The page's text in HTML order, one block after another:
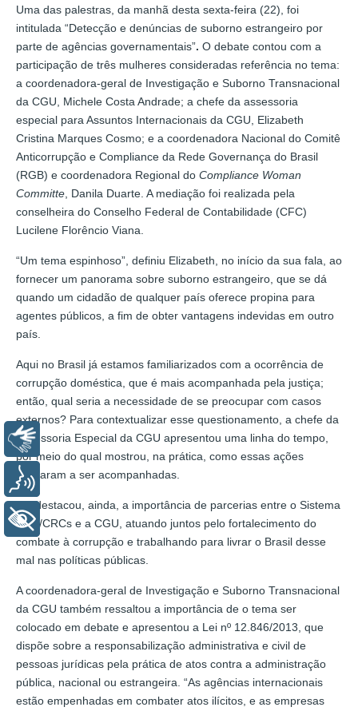
Uma das palestras, da manhã desta sexta-feira (22), foi
intitulada “Detecção e denúncias de suborno estrangeiro por
parte de agências governamentais”. O debate contou com a
participação de três mulheres consideradas referência no tema:
a coordenadora-geral de Investigação e Suborno Transnacional
da CGU, Michele Costa Andrade; a chefe da assessoria
especial para Assuntos Internacionais da CGU, Elizabeth
Cristina Marques Cosmo; e a coordenadora Nacional do Comitê
Anticorrupção e Compliance da Rede Governança do Brasil
(RGB) e coordenadora Regional do Compliance Woman
Committe , Danila Duarte. A mediação foi realizada pela
conselheira do Conselho Federal de Contabilidade (CFC)
Lucilene Florêncio Viana.
“Um tema espinhoso”, definiu Elizabeth, no início da sua fala, ao
fornecer um panorama sobre suborno estrangeiro, que se dá
quando um cidadão de qualquer país oferece propina para
agentes públicos, a fim de obter vantagens indevidas em outro
país.
Aqui no Brasil já estamos familiarizados com a ocorrência de
corrupção doméstica, que é mais acompanhada pela justiça;
então, qual seria a necessidade de se preocupar com casos
externos? Para contextualizar esse questionamento, a chefe da
Assessoria Especial da CGU apresentou uma linha do tempo,
por meio do qual mostrou, na prática, como essas ações
passaram a ser acompanhadas.
Ela destacou, ainda, a importância de parcerias entre o Sistema
CFC/CRCs e a CGU, atuando juntos pelo fortalecimento do
combate à corrupção e trabalhando para livrar o Brasil desse
mal nas políticas públicas.
A coordenadora-geral de Investigação e Suborno Transnacional
da CGU também ressaltou a importância de o tema ser
colocado em debate e apresentou a Lei nº 12.846/2013, que
dispõe sobre a responsabilização administrativa e civil de
pessoas jurídicas pela prática de atos contra a administração
pública, nacional ou estrangeira. “As agências internacionais
estão empenhadas em combater atos ilícitos, e as empresas
Libras
Voz
+ Acessibilidade